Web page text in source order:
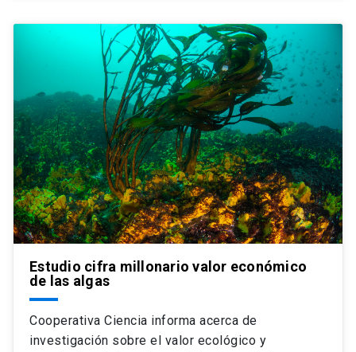
Estudio cifra millonario valor económico
de las algas
Cooperativa Ciencia informa acerca de
investigación sobre el valor ecológico y